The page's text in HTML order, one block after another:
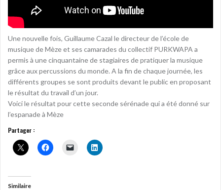
Une nouvelle fois, Guillaume Cazal le directeur de l’école de
musique de Mèze et ses camarades du collectif PURKWAPA a
permis à une cinquantaine de stagiaires de pratiquer la musique
grâce aux percussions du monde. A la fin de chaque journée, les
différents groupes se sont produits devant le public en proposant
le résultat du travail d’un jour.
Voici le résultat pour cette seconde sérénade qui a été donné sur
l’espanade à Mèze
Partager :
Similaire